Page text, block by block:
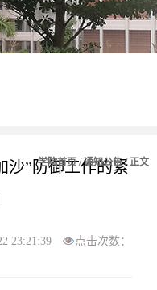
学院首页/通知公告/ 正文
沙”防御工作的紧
23:21:39
点击次数：